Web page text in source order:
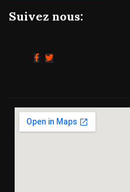
Suivez nous: